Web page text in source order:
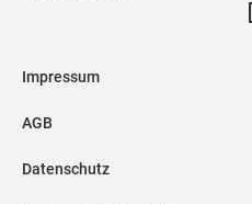
Impressum
AGB
Datenschutz